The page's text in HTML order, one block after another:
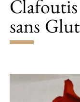
sans